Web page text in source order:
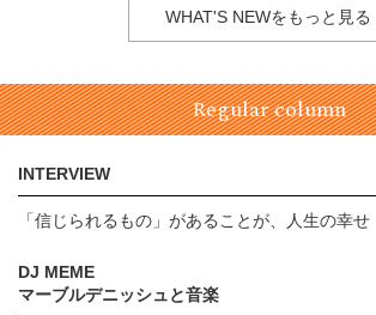
WHAT'S NEWをもっと見る
Regular column
INTERVIEW
「信じられるもの」があることが、人生の幸せ
DJ MEME
マーブルデニッシュと音楽